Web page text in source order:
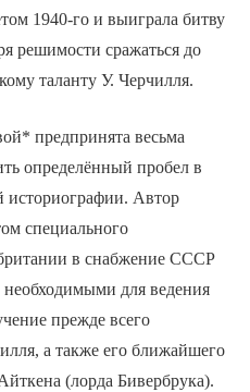
1940-го и выиграла битву
решимости сражаться до
таланту У. Черчилля.
предпринята весьма
определённый пробел в
историографии. Автор
специального
в снабжение СССР
для ведения
прежде всего
а также его ближайшего
(лорда Бивербрука).